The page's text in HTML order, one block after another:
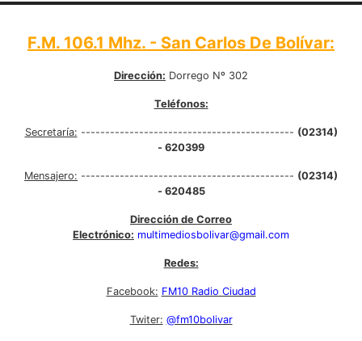
F.M. 106.1 Mhz. - San Carlos De Bolívar:
Dirección: Dorrego Nº 302
Teléfonos:
Secretaría: -------------------------------------------- (02314)
- 620399
Mensajero: -------------------------------------------- (02314)
- 620485
Dirección de Correo
Electrónico: multimediosbolivar@gmail.com
Redes:
Facebook: FM10 Radio Ciudad
Twiter: @fm10bolivar